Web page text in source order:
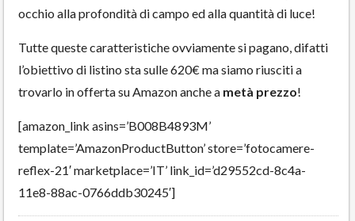
occhio alla profondità di campo ed alla quantità di luce!
Tutte queste caratteristiche ovviamente si pagano, difatti
l’obiettivo di listino sta sulle 620€ ma siamo riusciti a
trovarlo in offerta su Amazon anche a metà prezzo!
[amazon_link asins=’B008B4893M’
template=’AmazonProductButton’ store=’fotocamere-
reflex-21′ marketplace=’IT’ link_id=’d29552cd-8c4a-
11e8-88ac-0766ddb30245′]